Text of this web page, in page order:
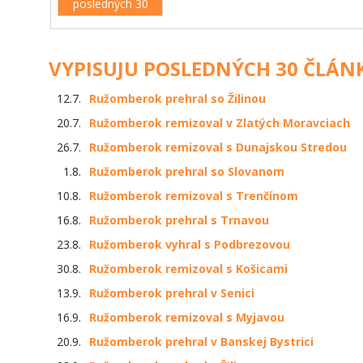
posledných 30
VYPISUJU POSLEDNÝCH 30
12.7.
Ružomberok prehral so Žilinou
20.7.
Ružomberok remizoval v Zlatých Moravciach
26.7.
Ružomberok remizoval s Dunajskou Stredou
1.8.
Ružomberok prehral so Slovanom
10.8.
Ružomberok remizoval s Trenčínom
16.8.
Ružomberok prehral s Trnavou
23.8.
Ružomberok vyhral s Podbrezovou
30.8.
Ružomberok remizoval s Košicami
13.9.
Ružomberok prehral v Senici
16.9.
Ružomberok remizoval s Myjavou
20.9.
Ružomberok prehral v Banskej Bystrici